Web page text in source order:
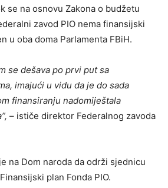
se na osnovu Zakona o budžetu
zavod PIO nema finansijski
u oba doma Parlamenta FBiH.
se dešava po prvi put sa
imajući u vidu da je do sada
finansiranju nadomiještala
– ističe direktor Federalnog zavoda
na Dom naroda da održi sjednicu
plan Fonda PIO.